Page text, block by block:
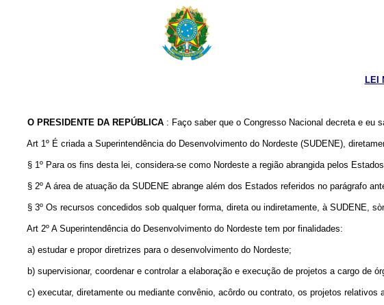
LEI
O PRESIDENTE DA REPÚBLICA : Faço saber que o Congresso Nacional decreta e eu
Art 1º É criada a Superintendência do Desenvolvimento do Nordeste (SUDENE),
§ 1º Para os fins desta lei, considera-se como Nordeste a região abrangida pelos
§ 2º A área de atuação da SUDENE abrange além dos Estados referidos no parágrafo
§ 3º Os recursos concedidos sob qualquer forma, direta ou indiretamente, à SUDENE,
Art 2º A Superintendência do Desenvolvimento do Nordeste tem por finalidades:
a) estudar e propor diretrizes para o desenvolvimento do Nordeste;
b) supervisionar, coordenar e controlar a elaboração e execução de projetos a cargo de
c) executar, diretamente ou mediante convênio, acôrdo ou contrato, os projetos relativos